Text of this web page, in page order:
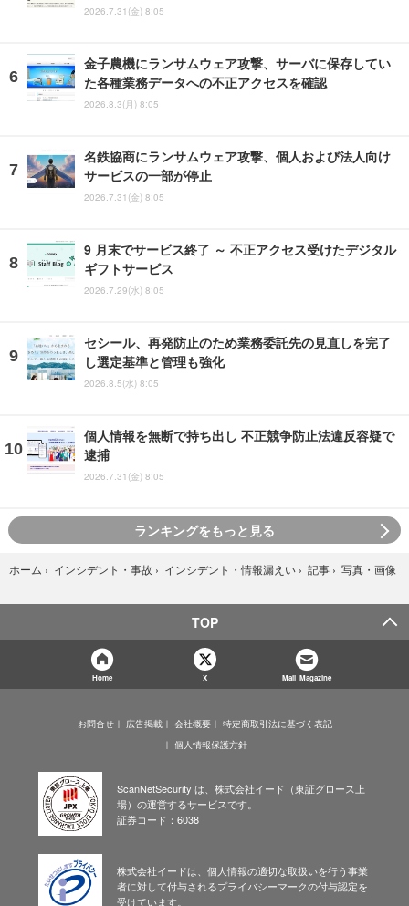
2026.7.31(金) 8:05
金子農機にランサムウェア攻撃、サーバに保存してい
た各種業務データへの不正アクセスを確認
2026.8.3(月) 8:05
名鉄協商にランサムウェア攻撃、個人および法人向け
サービスの一部が停止
2026.7.31(金) 8:05
9 月末でサービス終了 ～ 不正アクセス受けたデジタル
ギフトサービス
2026.7.29(水) 8:05
セシール、再発防止のため業務委託先の見直しを完了
し選定基準と管理も強化
2026.8.5(水) 8:05
個人情報を無断で持ち出し 不正競争防止法違反容疑で
逮捕
2026.7.31(金) 8:05
ランキングをもっと見る
ホーム › インシデント・事故 › インシデント・情報漏えい › 記事 › 写真・画像
TOP
Home X Mail Magazine
お問合せ 広告掲載 会社概要
特定商取引法に基づく表記
個人情報保護方針
ScanNetSecurity は、株式会社イード（東証グロース上
場）の運営するサービスです。
証券コード：6038
株式会社イードは、個人情報の適切な取扱いを行う事業
者に対して付与されるプライバシーマークの付与認定を
受けています。